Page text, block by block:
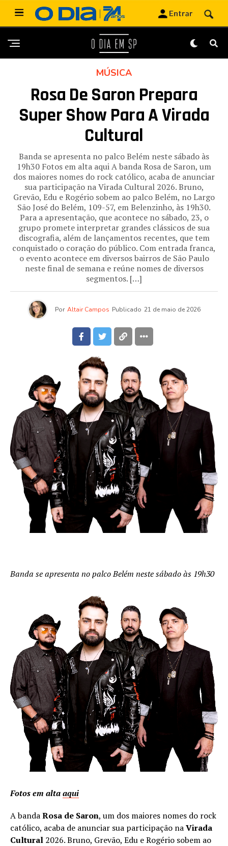
MÚSICA
Rosa De Saron Prepara
Super Show Para A Virada
Cultural
Banda se apresenta no palco Belém neste sábado às
19h30 Fotos em alta aqui A banda Rosa de Saron, um
dos maiores nomes do rock católico, acaba de anunciar
sua participação na Virada Cultural 2026. Bruno,
Grevão, Edu e Rogério sobem ao palco Belém, no Largo
São José do Belém, 109-57, em Belenzinho, às 19h30.
Para a apresentação, que acontece no sábado, 23, o
grupo promete interpretar grandes clássicos de sua
discografia, além de lançamentos recentes, que tem
conquistado o coração do público. Com entrada franca,
o evento acontece em diversos bairros de São Paulo
neste final de semana e reúne nomes de diversos
segmentos. […]
Por Altair Campos Publicado 21 de maio de 2026
Banda se apresenta no palco Belém neste sábado às 19h30
Fotos em altaaqui
A bandaRosa de Saron, um dos maiores nomes do rock
católico, acaba de anunciar sua participação naVirada
Cultural 2026. Bruno, Grevão, Edu e Rogério sobem ao